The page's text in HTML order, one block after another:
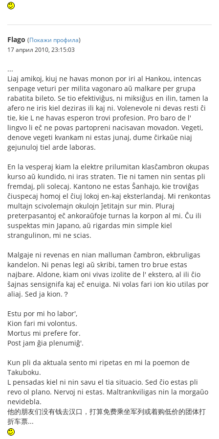
Flago (Покажи профила)
17 април 2010, 23:15:03
...
Liaj amikoj, kiuj ne havas monon por iri al Hankou, intencas
senpage veturi per milita vagonaro aŭ malkare per grupa
rabatita bileto. Se tio efektiviĝus, ni miksiĝus en ilin, tamen la
afero ne iris kiel deziras ili kaj ni. Volenevole ni devas resti ĉi
tie, kie L ne havas esperon trovi profesion. Pro baro de l'
lingvo li eĉ ne povas partopreni nacisavan movadon. Vegeti,
denove vegeti kvankam ni estas junaj, dume ĉirkaŭe niaj
gejunuloj tiel arde laboras.
En la vesperaj kiam la elektre prilumitan klasĉambron okupas
kurso aŭ kundido, ni iras straten. Tie ni tamen nin sentas pli
fremdaj, pli solecaj. Kantono ne estas Ŝanhajo, kie troviĝas
ĉiuspecaj homoj el ĉiuj lokoj en-kaj eksterlandaj. Mi renkontas
multajn scivolemajn okulojn ĵetitajn sur min. Pluraj
preterpasantoj eĉ ankoraŭfoje turnas la korpon al mi. Ĉu ili
suspektas min Japano, aŭ rigardas min simple kiel
strangulinon, mi ne scias.
Malgaje ni revenas en nian malluman ĉambron, ekbruligas
kandelon. Ni penas legi aŭ skribi, tamen tro brue estas
najbare. Aldone, kiam oni vivas izolite de l' ekstero, al ili ĉio
ŝajnas sensignifa kaj eĉ enuiga. Ni volas fari ion kio utilas por
aliaj. Sed ja kion.？
Estu por mi ho labor',
Kion fari mi volontus.
Mortus mi prefere for.
Post jam ĝia plenumiĝ'.
Kun pli da aktuala sento mi ripetas en mi la poemon de
Takuboku.
L pensadas kiel ni nin savu el tia situacio. Sed ĉio estas pli
revo ol plano. Nervoj ni estas. Maltrankviligas nin la morgaŭo
nevidebla.
他的朋友们没有钱去汉口，打算免费乘坐军列或着购低价的团体打
折车票...